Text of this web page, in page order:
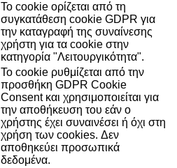
Το cookie ορίζεται από τη
συγκατάθεση cookie GDPR για
την καταγραφή της συναίνεσης
χρήστη για τα cookie στην
κατηγορία "Λειτουργικότητα".
Το cookie ρυθμίζεται από την
προσθήκη GDPR Cookie
Consent και χρησιμοποιείται για
την αποθήκευση του εάν ο
χρήστης έχει συναινέσει ή όχι στη
χρήση των cookies. Δεν
αποθηκεύει προσωπικά
δεδομένα.